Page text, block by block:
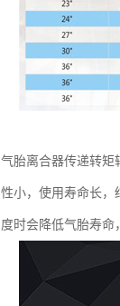
气胎离合器传递转矩
性小，使用寿命长，
度时会降低气胎寿命